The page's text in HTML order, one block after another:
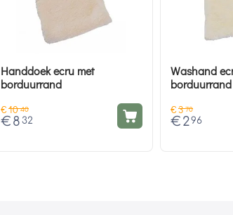
Handdoek ecru met
borduurrand
€10 40
€ 8 32
Washand
borduurrand
€3 70
€ 2 96